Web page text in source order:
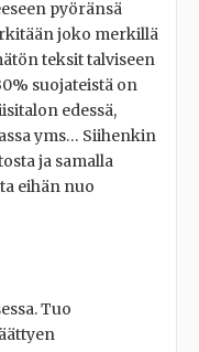
pyöränsä
joko merkillä
teksit talviseen
suojateistä on
edessä,
yms… Siihenkin
ja samalla
eihän nuo
Tuo